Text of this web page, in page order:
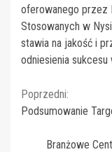
oferowanego przez
Stosowanych w
stawia na jakość i
odniesienia sukcesu
Reading
Poprzedni:
Podsumowanie
Branżowe